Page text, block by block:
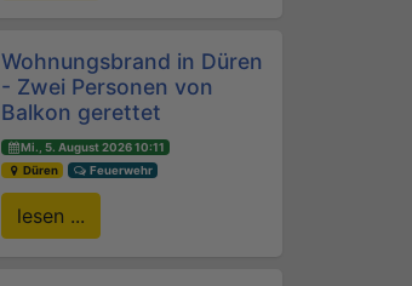
Wohnungsbrand in Düren
- Zwei Personen von
Balkon gerettet
Mi., 5. August 2026 10:11
Düren
Feuerwehr
lesen ...